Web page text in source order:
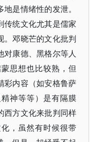
是情绪性的发泄。
传统文化尤其是儒家
。邓晓芒的文化批判
对康德、黑格尔等人
思想也比较熟，但
彩内容（如安格鲁萨
神等等）是有隔膜
西方文化来批判同样
，虽然有时候很带